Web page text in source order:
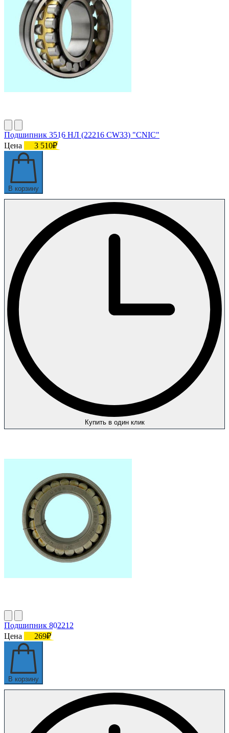
Подшипник 3516 НЛ (22216 CW33) "CNIC"
Цена
3 510₽
В корзину
Купить в один клик
Подшипник 802212
Цена
269₽
В корзину